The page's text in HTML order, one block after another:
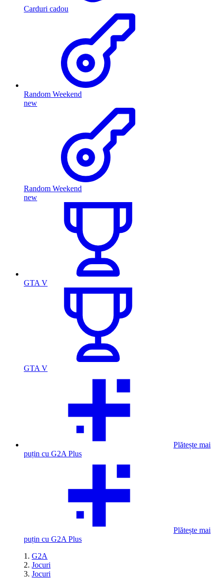
Carduri cadou
Random Weekend
new
Random Weekend
new
GTA V
GTA V
Plătește mai
puțin cu G2A Plus
Plătește mai
puțin cu G2A Plus
G2A
Jocuri
Jocuri